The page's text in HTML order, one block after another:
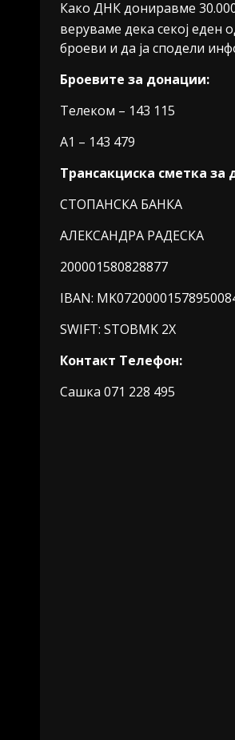
Како ДНК дониравме
веруваме дека секој еден
броеви и да ја сподели
Броевите за донации:
Телеком – 143 115
А1 – 143 479
Трансакциска сметка за
СТОПАНСКА БАНКА
АЛЕКСАНДРА РАДЕСКА
200001580828877
IBAN:
SWIFT: STOBMK 2X
Контакт Телефон:
Сашка 071 228 495